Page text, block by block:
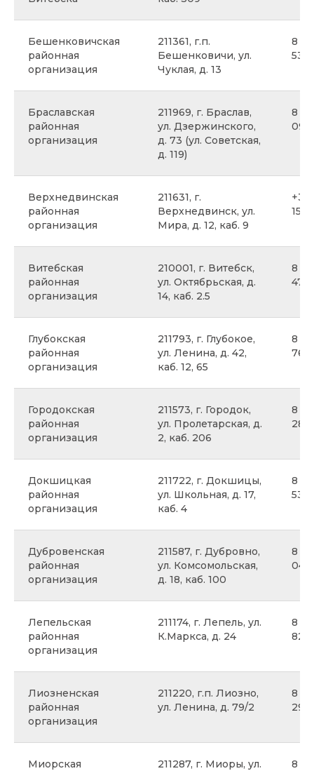
Бешенковичская
районная
организация
211361, г.п.
Бешенковичи, ул.
Чуклая, д. 13
8
53
Браславская
районная
организация
211969, г. Браслав,
ул. Дзержинского,
д. 73 (ул. Советская,
д. 119)
8
09
Верхнедвинская
районная
организация
211631, г.
Верхнедвинск, ул.
Мира, д. 12, каб. 9
15
Витебская
районная
организация
210001, г. Витебск,
ул. Октябрьская, д.
14, каб. 2.5
8
47-
Глубокская
районная
организация
211793, г. Глубокое,
ул. Ленина, д. 42,
каб. 12, 65
8
76
Городокская
районная
организация
211573, г. Городок,
ул. Пролетарская, д.
2, каб. 206
8
28
Докшицкая
районная
организация
211722, г. Докшицы,
ул. Школьная, д. 17,
каб. 4
8
53
Дубровенская
районная
организация
211587, г. Дубровно,
ул. Комсомольская,
д. 18, каб. 100
8
04
Лепельская
районная
организация
211174, г. Лепель, ул.
К.Маркса, д. 24
8
82
Лиозненская
районная
организация
211220, г.п. Лиозно,
ул. Ленина, д. 79/2
8
29
Миорская
211287, г. Миоры, ул.
8